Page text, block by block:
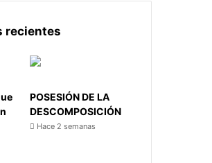
recientes
POSESIÓN DE LA
DESCOMPOSICIÓN
Hace 2 semanas